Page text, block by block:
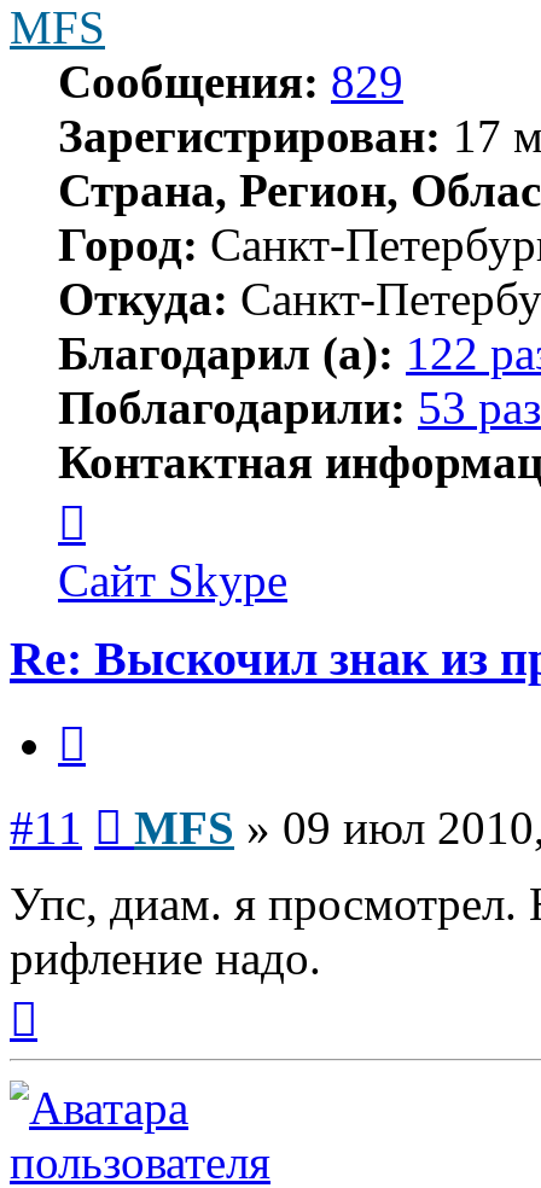
MFS
Сообщения: 829
Зарегистрирован: 17
Страна, Регион,
Город: Санкт-
Откуда: Санкт-
Благодарил (а): 122
Поблагодарили: 53
Контактная
пользователя
MFS
Сайт Skype
Re: Выскочил знак из
#11 MFS » 09 июл
Упс, диам. я просмотрел.
рифление надо.
началу